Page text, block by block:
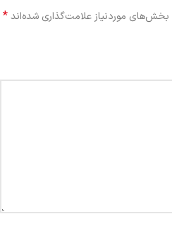
بخش‌های موردنیاز علامت‌گذاری شده‌اند*